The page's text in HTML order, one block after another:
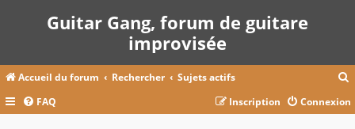
Guitar Gang, forum de guitare
improvisée
Accueil du forum Rechercher Sujets actifs
c
FAQ Connexion
Inscription